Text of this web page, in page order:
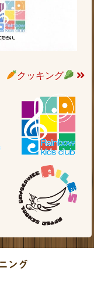
クッキング